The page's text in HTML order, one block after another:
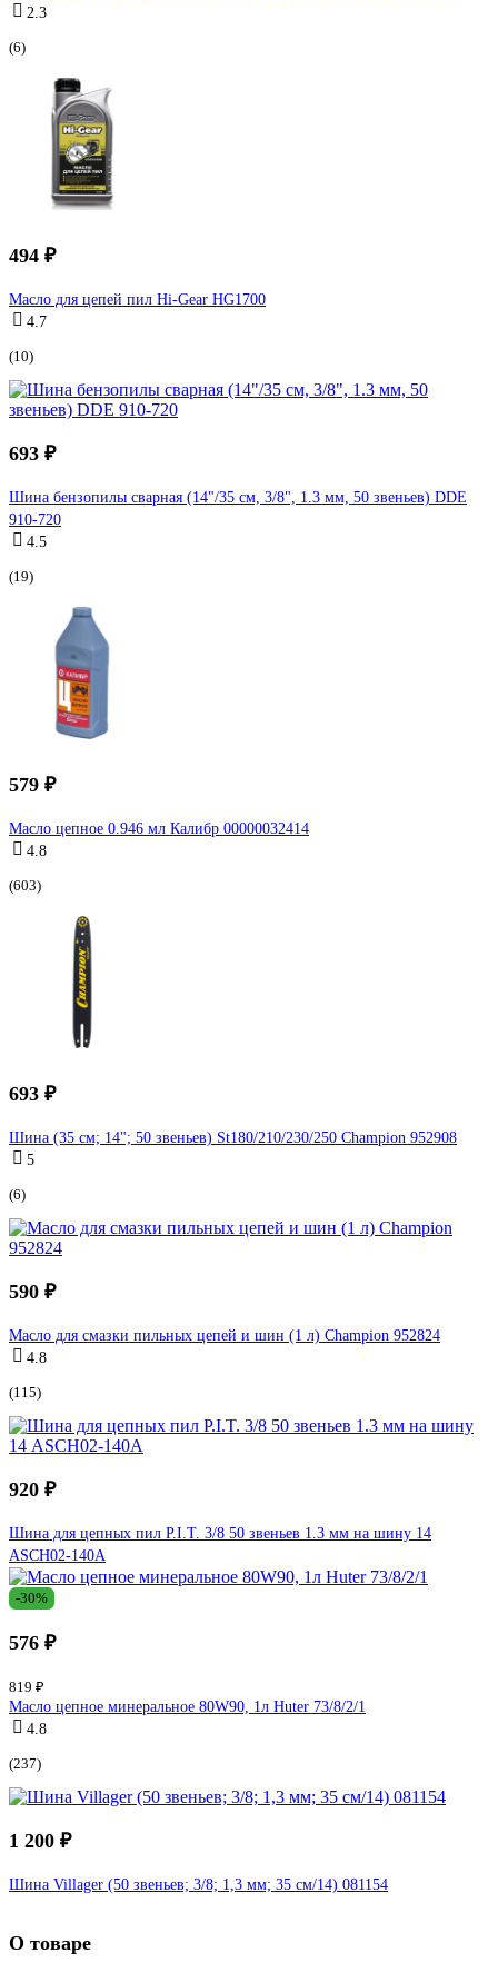
2.3
(6)
494 ₽
Масло для цепей пил Hi-Gear HG1700
4.7
(10)
693 ₽
Шина бензопилы сварная (14"/35 см, 3/8", 1.3 мм, 50 звеньев) DDE
910-720
4.5
(19)
579 ₽
Масло цепное 0.946 мл Калибр 00000032414
4.8
(603)
693 ₽
Шина (35 см; 14"; 50 звеньев) St180/210/230/250 Champion 952908
5
(6)
590 ₽
Масло для смазки пильных цепей и шин (1 л) Champion 952824
4.8
(115)
920 ₽
Шина для цепных пил P.I.T. 3/8 50 звеньев 1.3 мм на шину 14
ASCH02-140A
-30%
576 ₽
819 ₽
Масло цепное минеральное 80W90, 1л Huter 73/8/2/1
4.8
(237)
1 200 ₽
Шина Villager (50 звеньев; 3/8; 1,3 мм; 35 см/14) 081154
О товаре